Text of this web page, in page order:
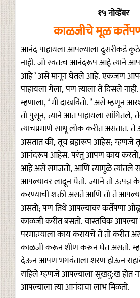
१५ नोव्हेंबर
काळजीचे मूळ
आनंद पाहायला आपल्याला दुसरीकडे
नाही. जो स्वत:च आनंदरूप आहे त्याने
आहे ’ असे मानून घेतले आहे. एकजण
पाहायला गेला, पण त्याला ते दिसले
म्हणाला, ‘ मी दाखवितो. ’ असे म्हणून
तो पुसून, त्याने आत पाहायला सांगितले,
त्याचप्रमाणे साधू लोक करीत असतात.
असतात की, तूच ब्रह्मरूप आहेस; म्हणजे
आनंदरूप आहेस. परंतु आपण काय करतो,
आहे असे समजतो, आणि त्यामुळे
आपल्यावर लादून घेतो. ज्याने तो उत्पन्न
करण्याची शक्ती असते आणि तो ते
असतो; पण तिथे आपल्यावर कर्तेपणा
काळजी करीत बसतो. वास्तविक
परमात्म्याला काय करायचे ते तो करीत
काळजी करून शीण करून घेत असतो.
देऊन आपण भगवंताला शरण होऊन
राहिले म्हणजे आपल्याला सुखदु:ख होत
आपल्याला त्या आनंदाचा लाभ मिळतो.